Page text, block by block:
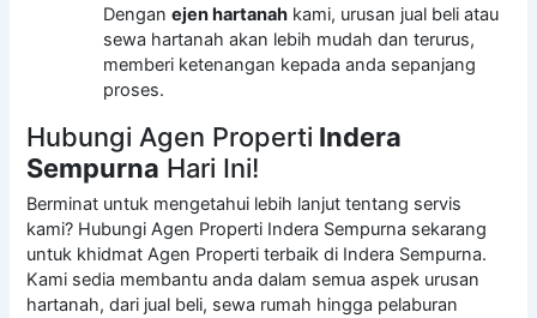
Denganejen hartanah kami, urusan jual beli atau
sewa hartanah akan lebih mudah dan terurus,
memberi ketenangan kepada anda sepanjang
proses.
Hubungi Agen Properti Indera
Sempurna Hari Ini!
Berminat untuk mengetahui lebih lanjut tentang servis
kami? Hubungi Agen Properti Indera Sempurna sekarang
untuk khidmat Agen Properti terbaik di Indera Sempurna.
Kami sedia membantu anda dalam semua aspek urusan
hartanah, dari jual beli, sewa rumah hingga pelaburan